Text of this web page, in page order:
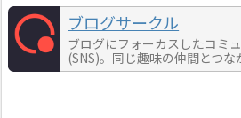
ブログサークル
ブログにフォーカスしたコミ
(SNS)。同じ趣味の仲間とつな